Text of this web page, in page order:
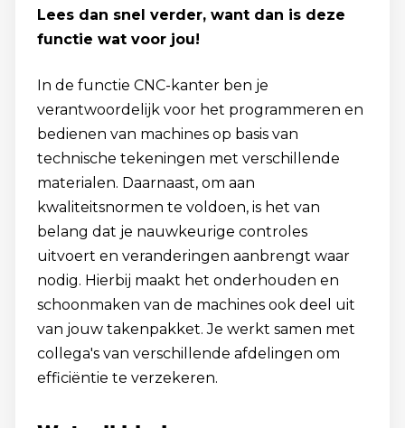
Lees dan snel verder, want dan is deze
functie wat voor jou!
In de functie CNC-kanter ben je
verantwoordelijk voor het programmeren en
bedienen van machines op basis van
technische tekeningen met verschillende
materialen. Daarnaast, om aan
kwaliteitsnormen te voldoen, is het van
belang dat je nauwkeurige controles
uitvoert en veranderingen aanbrengt waar
nodig. Hierbij maakt het onderhouden en
schoonmaken van de machines ook deel uit
van jouw takenpakket. Je werkt samen met
collega's van verschillende afdelingen om
efficiëntie te verzekeren.